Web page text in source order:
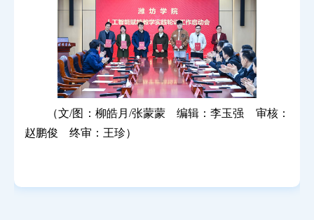
（文/图：柳皓月/张蒙蒙 编辑：李玉强 审核：
赵鹏俊 终审：王珍）